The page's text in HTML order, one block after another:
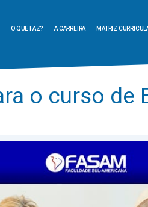
O QUE FAZ? A CARREIRA MATRIZ
o curso de